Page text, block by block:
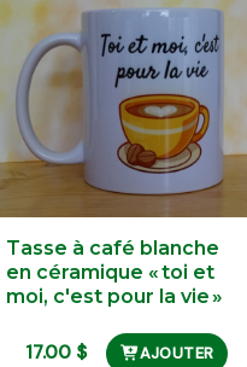
Tasse à café blanche
en céramique « toi et
moi, c'est pour la vie »
17.00 $ AJOUTER